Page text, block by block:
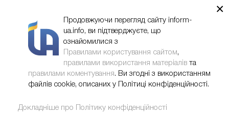
×
Продовжуючи перегляд сайту inform-
ua.info, ви підтверджуєте, що
ознайомилися з
Правилами користування сайтом,
правилами використання матеріалів та
правилами коментування. Ви згодні з використанням
файлів cookie, описаних у Політиці конфіденційності.
Докладніше про Політику конфіденційності